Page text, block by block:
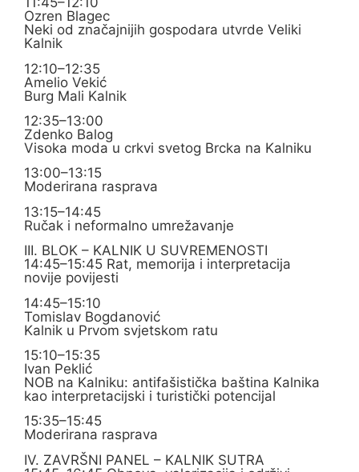
Ozren Blagec
Neki od značajnijih gospodara utvrde Veliki
Kalnik
12:10–12:35
Amelio Vekić
Burg Mali Kalnik
12:35–13:00
Zdenko Balog
Visoka moda u crkvi svetog Brcka na Kalniku
13:00–13:15
Moderirana rasprava
13:15–14:45
Ručak i neformalno umrežavanje
III. BLOK – KALNIK U SUVREMENOSTI
14:45–15:45 Rat, memorija i interpretacija
novije povijesti
14:45–15:10
Tomislav Bogdanović
Kalnik u Prvom svjetskom ratu
15:10–15:35
Ivan Peklić
NOB na Kalniku: antifašistička baština Kalnika
kao interpretacijski i turistički potencijal
15:35–15:45
Moderirana rasprava
IV. ZAVRŠNI PANEL – KALNIK SUTRA